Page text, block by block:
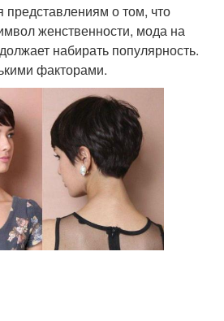
о том, что
женственности, мода на
набирать популярность.
факторами.